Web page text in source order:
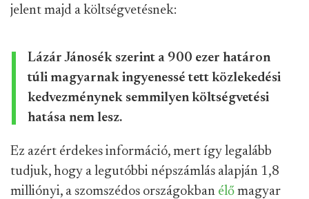
jelent majd a költségvetésnek:
Lázár Jánosék szerint a 900 ezer határon
túli magyarnak ingyenessé tett közlekedési
kedvezménynek semmilyen költségvetési
hatása nem lesz.
Ez azért érdekes információ, mert így legalább
tudjuk, hogy a legutóbbi népszámlás alapján 1,8
milliónyi, a szomszédos országokban élő magyar